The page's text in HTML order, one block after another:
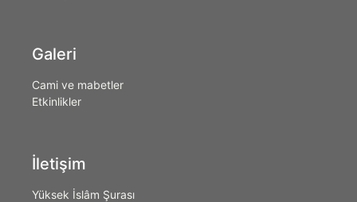
Galeri
Cami ve mabetler
Etkinlikler
İletişim
Yüksek İslâm Şurası